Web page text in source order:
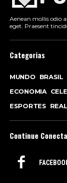
Aenean mollis odio
eget. Praesent
Categorias
MUNDO BRASIL
ECONOMIA
ESPORTES
Continue